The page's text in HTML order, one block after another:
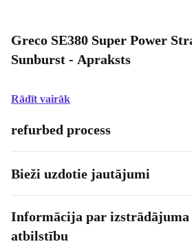
Greco SE380 Super Power
Sunburst - Apraksts
Rādīt vairāk
refurbed process
Bieži uzdotie jautājumi
Informācija par izstrādājuma
atbilstību